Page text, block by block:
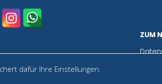
ZUM
dafür Ihre Einstellungen.